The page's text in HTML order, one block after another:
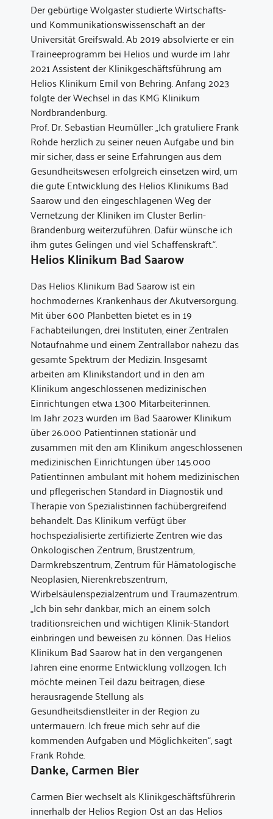
Der gebürtige Wolgaster studierte Wirtschafts-
und Kommunikationswissenschaft an der
Universität Greifswald. Ab 2019 absolvierte er ein
Traineeprogramm bei Helios und wurde im Jahr
2021 Assistent der Klinikgeschäftsführung am
Helios Klinikum Emil von Behring. Anfang 2023
folgte der Wechsel in das KMG Klinikum
Nordbrandenburg.
Prof. Dr. Sebastian Heumüller: „Ich gratuliere Frank
Rohde herzlich zu seiner neuen Aufgabe und bin
mir sicher, dass er seine Erfahrungen aus dem
Gesundheitswesen erfolgreich einsetzen wird, um
die gute Entwicklung des Helios Klinikums Bad
Saarow und den eingeschlagenen Weg der
Vernetzung der Kliniken im Cluster Berlin-
Brandenburg weiterzuführen. Dafür wünsche ich
ihm gutes Gelingen und viel Schaffenskraft.“.
Helios Klinikum Bad Saarow
Das Helios Klinikum Bad Saarow ist ein
hochmodernes Krankenhaus der Akutversorgung.
Mit über 600 Planbetten bietet es in 19
Fachabteilungen, drei Instituten, einer Zentralen
Notaufnahme und einem Zentrallabor nahezu das
gesamte Spektrum der Medizin. Insgesamt
arbeiten am Klinikstandort und in den am
Klinikum angeschlossenen medizinischen
Einrichtungen etwa 1.300 Mitarbeiter:innen.
Im Jahr 2023 wurden im Bad Saarower Klinikum
über 26.000 Patient:innen stationär und
zusammen mit den am Klinikum angeschlossenen
medizinischen Einrichtungen über 145.000
Patient:innen ambulant mit hohem medizinischen
und pflegerischen Standard in Diagnostik und
Therapie von Spezialist:innen fachübergreifend
behandelt. Das Klinikum verfügt über
hochspezialisierte zertifizierte Zentren wie das
Onkologischen Zentrum, Brustzentrum,
Darmkrebszentrum, Zentrum für Hämatologische
Neoplasien, Nierenkrebszentrum,
Wirbelsäulenspezialzentrum und Traumazentrum.
„Ich bin sehr dankbar, mich an einem solch
traditionsreichen und wichtigen Klinik-Standort
einbringen und beweisen zu können. Das Helios
Klinikum Bad Saarow hat in den vergangenen
Jahren eine enorme Entwicklung vollzogen. Ich
möchte meinen Teil dazu beitragen, diese
herausragende Stellung als
Gesundheitsdienstleiter in der Region zu
untermauern. Ich freue mich sehr auf die
kommenden Aufgaben und Möglichkeiten“, sagt
Frank Rohde.
Danke, Carmen Bier
Carmen Bier wechselt als Klinikgeschäftsführerin
innerhalb der Helios Region Ost an das Helios